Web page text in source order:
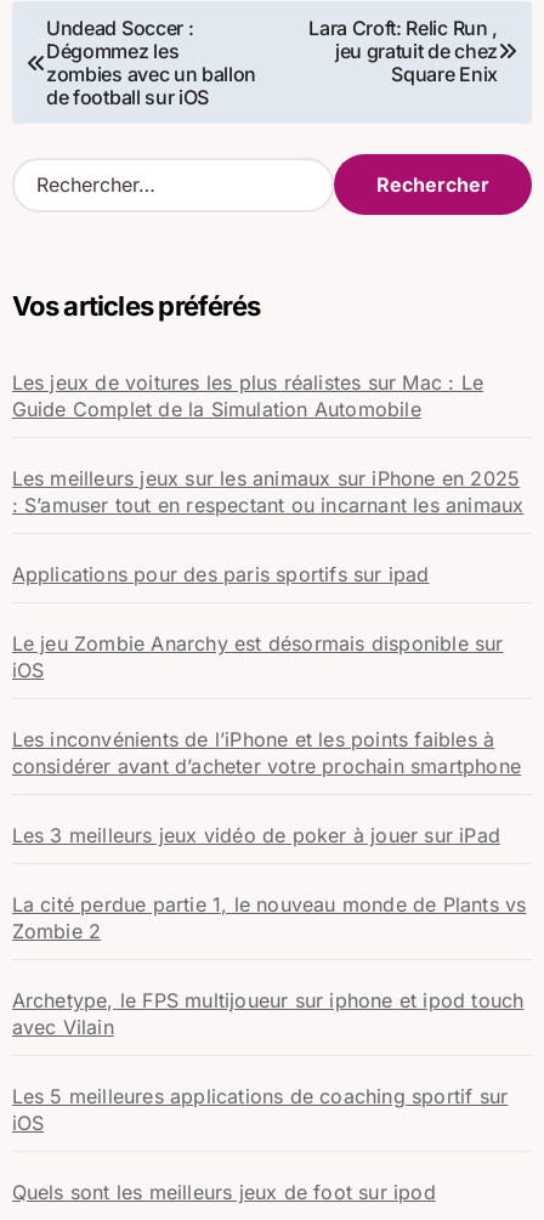
Navigation
de
l’article
Undead Soccer :
Dégommez les
zombies avec un ballon
de football sur iOS
Lara Croft: Relic Run ,
jeu gratuit de chez
Square Enix
R
e
r
e
r
Vos articles préférés
Les jeux de voitures les plus réalistes sur Mac : Le
Guide Complet de la Simulation Automobile
Les meilleurs jeux sur les animaux sur iPhone en 2025
: S’amuser tout en respectant ou incarnant les animaux
Applications pour des paris sportifs sur ipad
Le jeu Zombie Anarchy est désormais disponible sur
iOS
Les inconvénients de l’iPhone et les points faibles à
considérer avant d’acheter votre prochain smartphone
Les 3 meilleurs jeux vidéo de poker à jouer sur iPad
La cité perdue partie 1, le nouveau monde de Plants vs
Zombie 2
Archetype, le FPS multijoueur sur iphone et ipod touch
avec Vilain
Les 5 meilleures applications de coaching sportif sur
iOS
Quels sont les meilleurs jeux de foot sur ipod